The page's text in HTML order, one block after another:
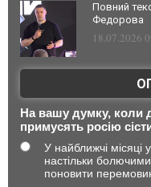
Повний
Федорова
18.07.2026
На вашу думку, коли
примусять росію
У найближчі місяці
настільки
поновити